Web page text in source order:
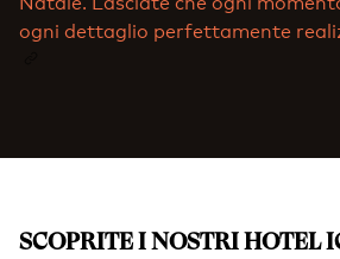
ogni dettaglio perfettamente
SCOPRITE I NOSTRI HOTEL